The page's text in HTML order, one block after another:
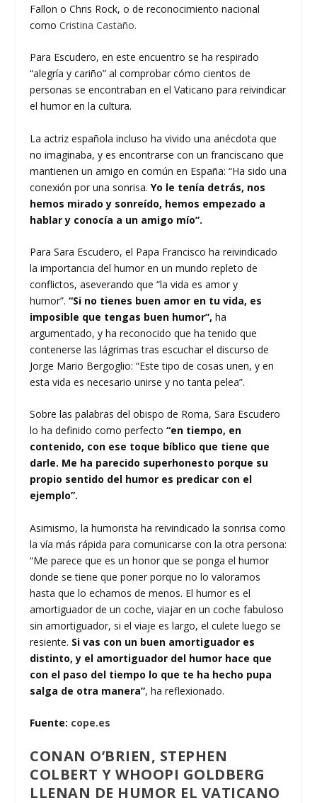
Fallon o Chris Rock, o de reconocimiento nacional
como Cristina Castaño.
Para Escudero, en este encuentro se ha respirado
“alegría y cariño” al comprobar cómo cientos de
personas se encontraban en el Vaticano para reivindicar
el humor en la cultura.
La actriz española incluso ha vivido una anécdota que
no imaginaba, y es encontrarse con un franciscano que
mantienen un amigo en común en España: “Ha sido una
conexión por una sonrisa. Yo le tenía detrás, nos
hemos mirado y sonreído, hemos empezado a
hablar y conocía a un amigo mío”.
Para Sara Escudero, el Papa Francisco ha reivindicado
la importancia del humor en un mundo repleto de
conflictos, aseverando que “la vida es amor y
humor”. “Si no tienes buen amor en tu vida, es
imposible que tengas buen humor”, ha
argumentado, y ha reconocido que ha tenido que
contenerse las lágrimas tras escuchar el discurso de
Jorge Mario Bergoglio: “Este tipo de cosas unen, y en
esta vida es necesario unirse y no tanta pelea”.
Sobre las palabras del obispo de Roma, Sara Escudero
lo ha definido como perfecto“en tiempo, en
contenido, con ese toque bíblico que tiene que
darle. Me ha parecido superhonesto porque su
propio sentido del humor es predicar con el
ejemplo”.
Asimismo, la humorista ha reivindicado la sonrisa como
la vía más rápida para comunicarse con la otra persona:
“Me parece que es un honor que se ponga el humor
donde se tiene que poner porque no lo valoramos
hasta que lo echamos de menos. El humor es el
amortiguador de un coche, viajar en un coche fabuloso
sin amortiguador, si el viaje es largo, el culete luego se
resiente. Si vas con un buen amortiguador es
distinto, y el amortiguador del humor hace que
con el paso del tiempo lo que te ha hecho pupa
salga de otra manera”, ha reflexionado.
Fuente: cope.es
CONAN O’BRIEN, STEPHEN
COLBERT Y WHOOPI GOLDBERG
LLENAN DE HUMOR EL VATICANO